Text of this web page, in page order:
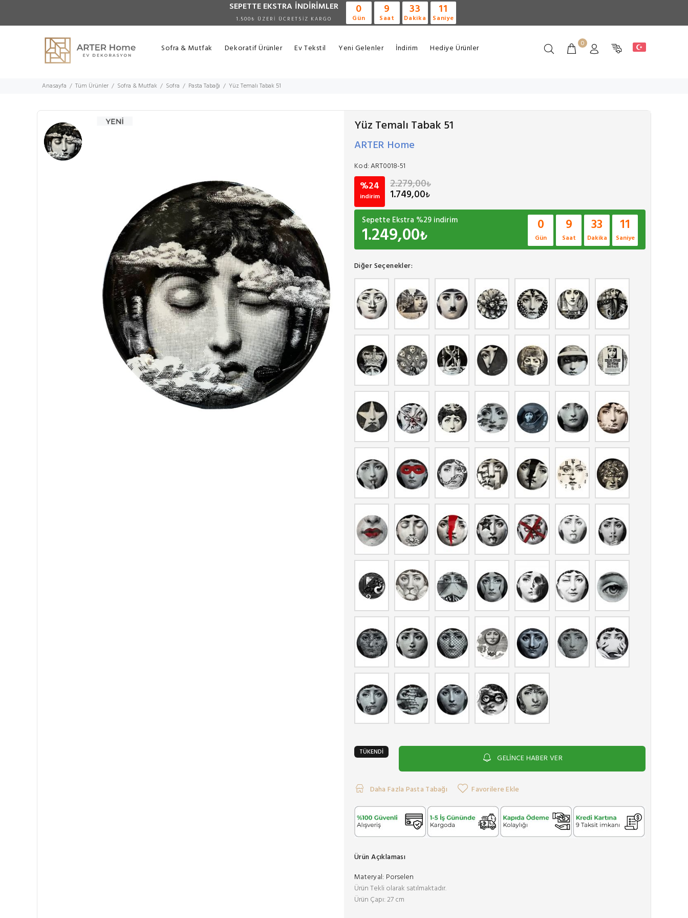
SEPETTE EKSTRA İNDİRİMLER
1.500₺ ÜZERİ ÜCRETSİZ KARGO
0
Gün
9
Saat
33
Dakika
10
Saniye
Sofra & Mutfak Dekoratif Ürünler Ev Tekstil Yeni Gelenler İndirim Hediye Ürünler 0
Anasayfa Tüm Ürünler Sofra & Mutfak Sofra Pasta Tabağı Yüz Temalı Tabak 51
Yüz Temalı Tabak 51
ARTER Home
Kod:ART0018-51
%24
indirim
2.279,00₺
1.749,00₺
Sepette Ekstra %29 indirim
1.249,00₺
0
Gün
9
Saat
33
Dakika
10
Saniye
Diğer Seçenekler:
TÜKENDİ
GELİNCE HABER VER
Daha Fazla Pasta Tabağı Favorilere Ekle
Ürün Açıklaması
Materyal: Porselen
Ürün Tekli olarak satılmaktadır.
Ürün Çapı: 27 cm